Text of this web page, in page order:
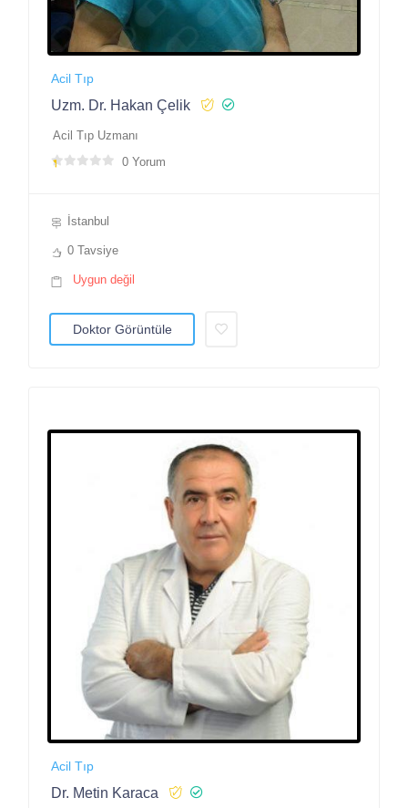
Acil Tıp
Uzm. Dr. Hakan Çelik
Acil Tıp Uzmanı
0 Yorum
İstanbul
0 Tavsiye
Uygun değil
Doktor Görüntüle
Acil Tıp
Dr. Metin Karaca